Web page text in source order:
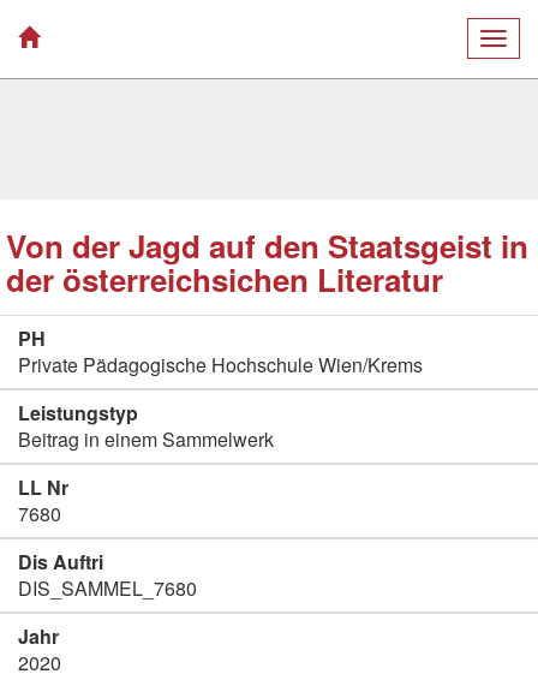
Von der Jagd auf den Staatsgeist in
der österreichsichen Literatur
PH
Private Pädagogische Hochschule Wien/Krems
Leistungstyp
Beitrag in einem Sammelwerk
LL Nr
7680
Dis Auftri
DIS_SAMMEL_7680
Jahr
2020